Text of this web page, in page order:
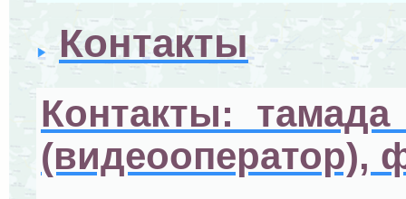
Контакты
Контакты:
(видеооператор),